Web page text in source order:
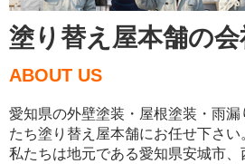
塗り替え屋本舗の会
ABOUT US
愛知県の外壁塗装・屋根塗装・雨
たち塗り替え屋本舗にお任せ下さい
私たちは地元である愛知県安城市